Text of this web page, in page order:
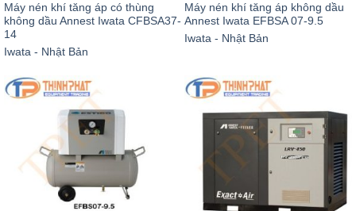
Máy nén khí tăng áp có thùng
không dầu Annest Iwata CFBSA37-
14
Iwata - Nhật Bản
Máy nén khí tăng áp không dầu
Annest Iwata EFBSA 07-9.5
Iwata - Nhật Bản